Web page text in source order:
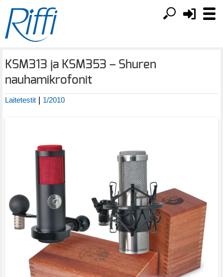
KSM313 ja KSM353 – Shuren
nauhamikrofonit
Laitetestit | 1/2010